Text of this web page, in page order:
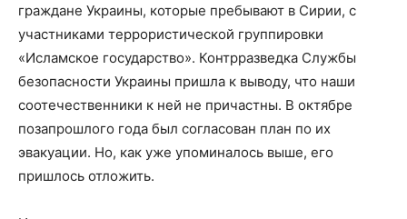
граждане Украины, которые пребывают в Сирии, с
участниками террористической группировки
«Исламское государство». Контрразведка Службы
безопасности Украины пришла к выводу, что наши
соотечественники к ней не причастны. В октябре
позапрошлого года был согласован план по их
эвакуации. Но, как уже упоминалось выше, его
пришлось отложить.